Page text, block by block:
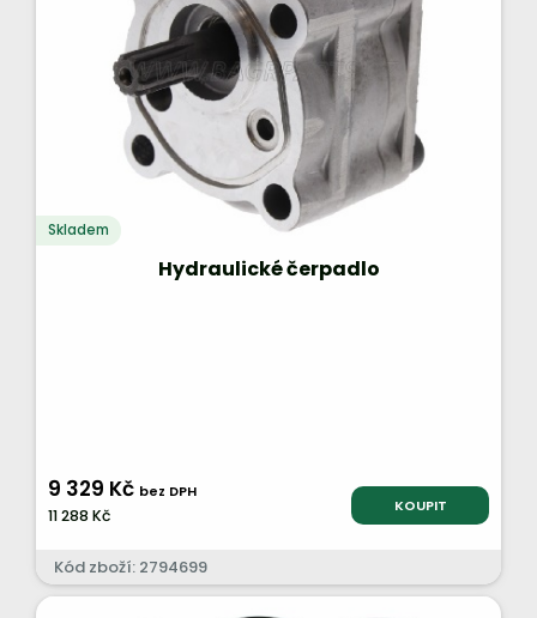
Skladem
Hydraulické čerpadlo
9 329 Kč bez DPH
11 288 Kč KOUPIT
Kód zboží: 2794699